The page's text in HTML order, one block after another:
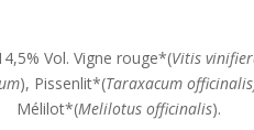
Vol. Vigne rouge*(Vitis
), Pissenlit*(Taraxacum
Mélilot*(Melilotus officinalis).